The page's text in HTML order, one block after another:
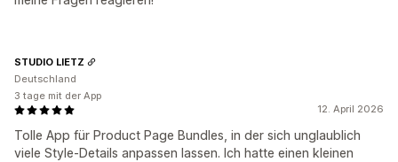
12. April 2026
Tolle App für Product Page Bundles, in der sich unglaublich
viele Style-Details anpassen lassen. Ich hatte einen kleinen
STUDIO LIETZ
Deutschland
3 tage mit der App